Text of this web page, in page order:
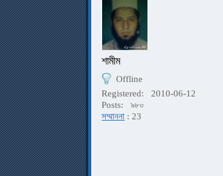
শামীম
Offline
Registered:
2010-06-12
Posts:
৯৮০
সম্মাননা : 23